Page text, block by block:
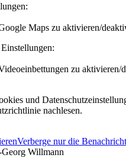
Maps zu aktivieren/
zu aktivieren/
und
nachlesen.
Verberge nur die
Willmann